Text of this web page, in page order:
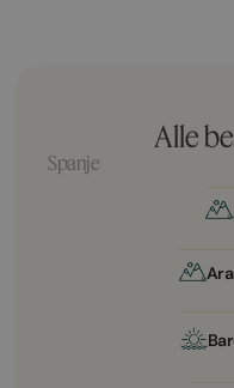
Alle
Spanje